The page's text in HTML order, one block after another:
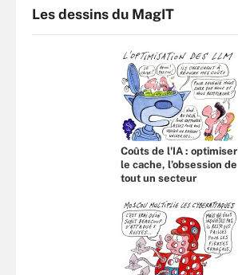
Les dessins du MagIT
Coûts de l'IA : optimiser
le cache, l’obsession de
tout un secteur